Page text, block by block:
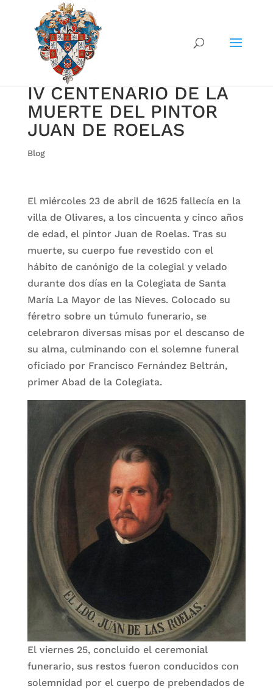
IV CENTENARIO DE LA
MUERTE DEL PINTOR
JUAN DE ROELAS
Blog
El miércoles 23 de abril de 1625 fallecía en la
villa de Olivares, a los cincuenta y cinco años
de edad, el pintor Juan de Roelas. Tras su
muerte, su cuerpo fue revestido con el
hábito de canónigo de la colegial y velado
durante dos días en la Colegiata de Santa
María La Mayor de las Nieves. Colocado su
féretro sobre un túmulo funerario, se
celebraron diversas misas por el descanso de
su alma, culminando con el solemne funeral
oficiado por Francisco Fernández Beltrán,
primer Abad de la Colegiata.
El viernes 25, concluido el ceremonial
funerario, sus restos fueron conducidos con
solemnidad por el cuerpo de prebendados de